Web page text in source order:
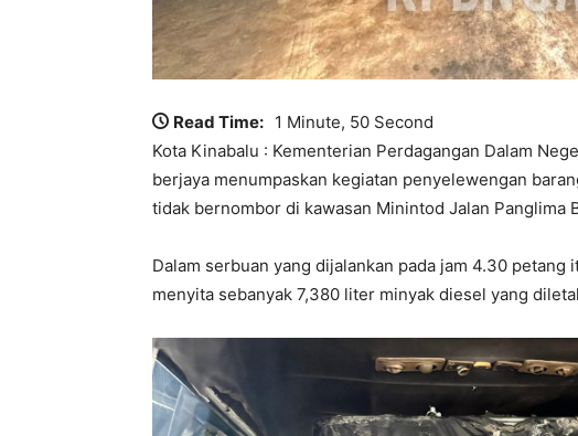
Read Time: 1 Minute, 50 Second
Kota Kinabalu : Kementerian Perdagangan Dalam
berjaya menumpaskan kegiatan penyelewengan
tidak bernombor di kawasan Minintod Jalan Panglima
Dalam serbuan yang dijalankan pada jam 4.30 petang
menyita sebanyak 7,380 liter minyak diesel yang